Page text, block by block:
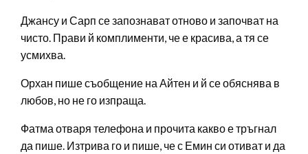
Джансу и Сарп се запознават отново и започват на
чисто. Прави й комплименти, че е красива, а тя се
усмихва.
Орхан пише съобщение на Айтен и й се обяснява в
любов, но не го изпраща.
Фатма отваря телефона и прочита какво е тръгнал
да пише. Изтрива го и пише, че с Емин си отиват и да